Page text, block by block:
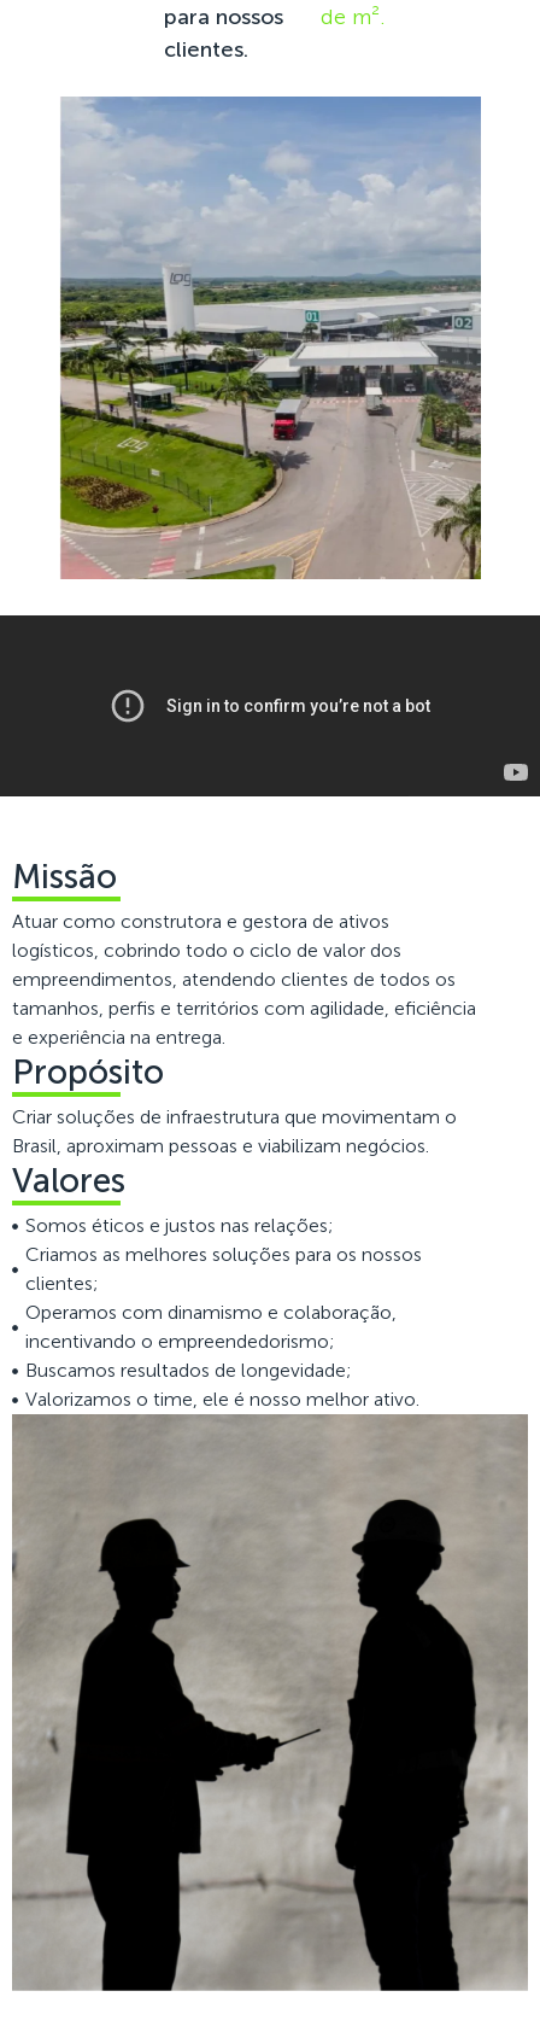
para nossos
clientes.
de m².
Missão
Atuar como construtora e gestora de ativos
logísticos, cobrindo todo o ciclo de valor dos
empreendimentos, atendendo clientes de todos os
tamanhos, perfis e territórios com agilidade, eficiência
e experiência na entrega.
Propósito
Criar soluções de infraestrutura que movimentam o
Brasil, aproximam pessoas e viabilizam negócios.
Valores
Somos éticos e justos nas relações;
Criamos as melhores soluções para os nossos
clientes;
Operamos com dinamismo e colaboração,
incentivando o empreendedorismo;
Buscamos resultados de longevidade;
Valorizamos o time, ele é nosso melhor ativo.